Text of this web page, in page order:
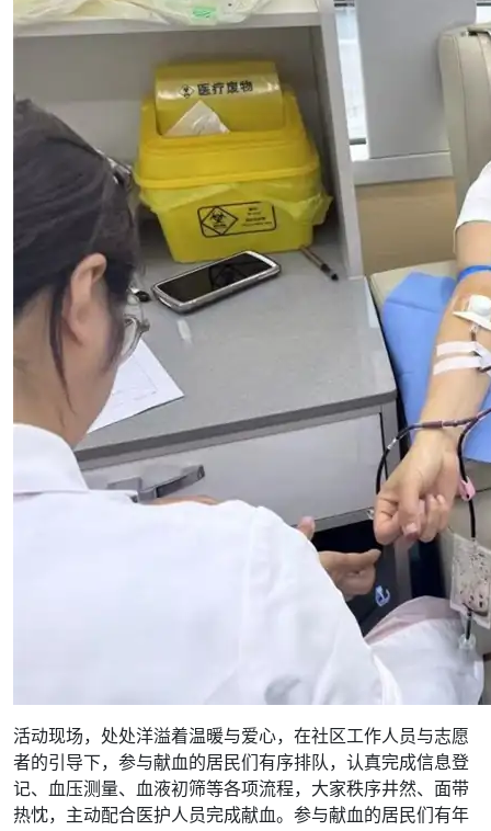
活动现场，处处洋溢着温暖与爱心，在社区工作人员与志愿
者的引导下，参与献血的居民们有序排队，认真完成信息登
记、血压测量、血液初筛等各项流程，大家秩序井然、面带
热忱，主动配合医护人员完成献血。参与献血的居民们有年